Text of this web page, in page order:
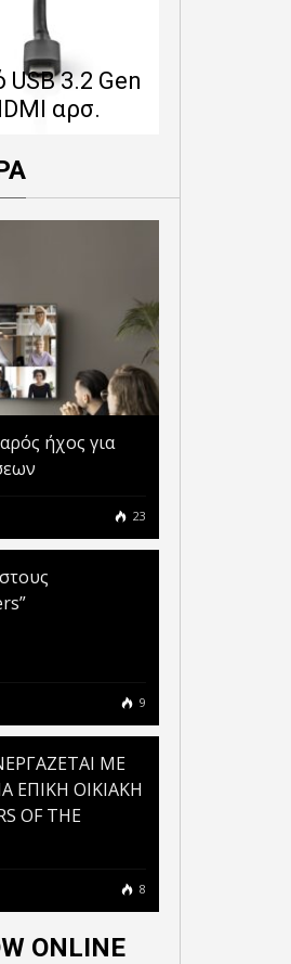
3.2 Gen
αρσ.
ήχος για
23
9
ΜΕ
ΕΠΙΚΗ ΟΙΚΙΑΚΗ
OF THE
8
ONLINE